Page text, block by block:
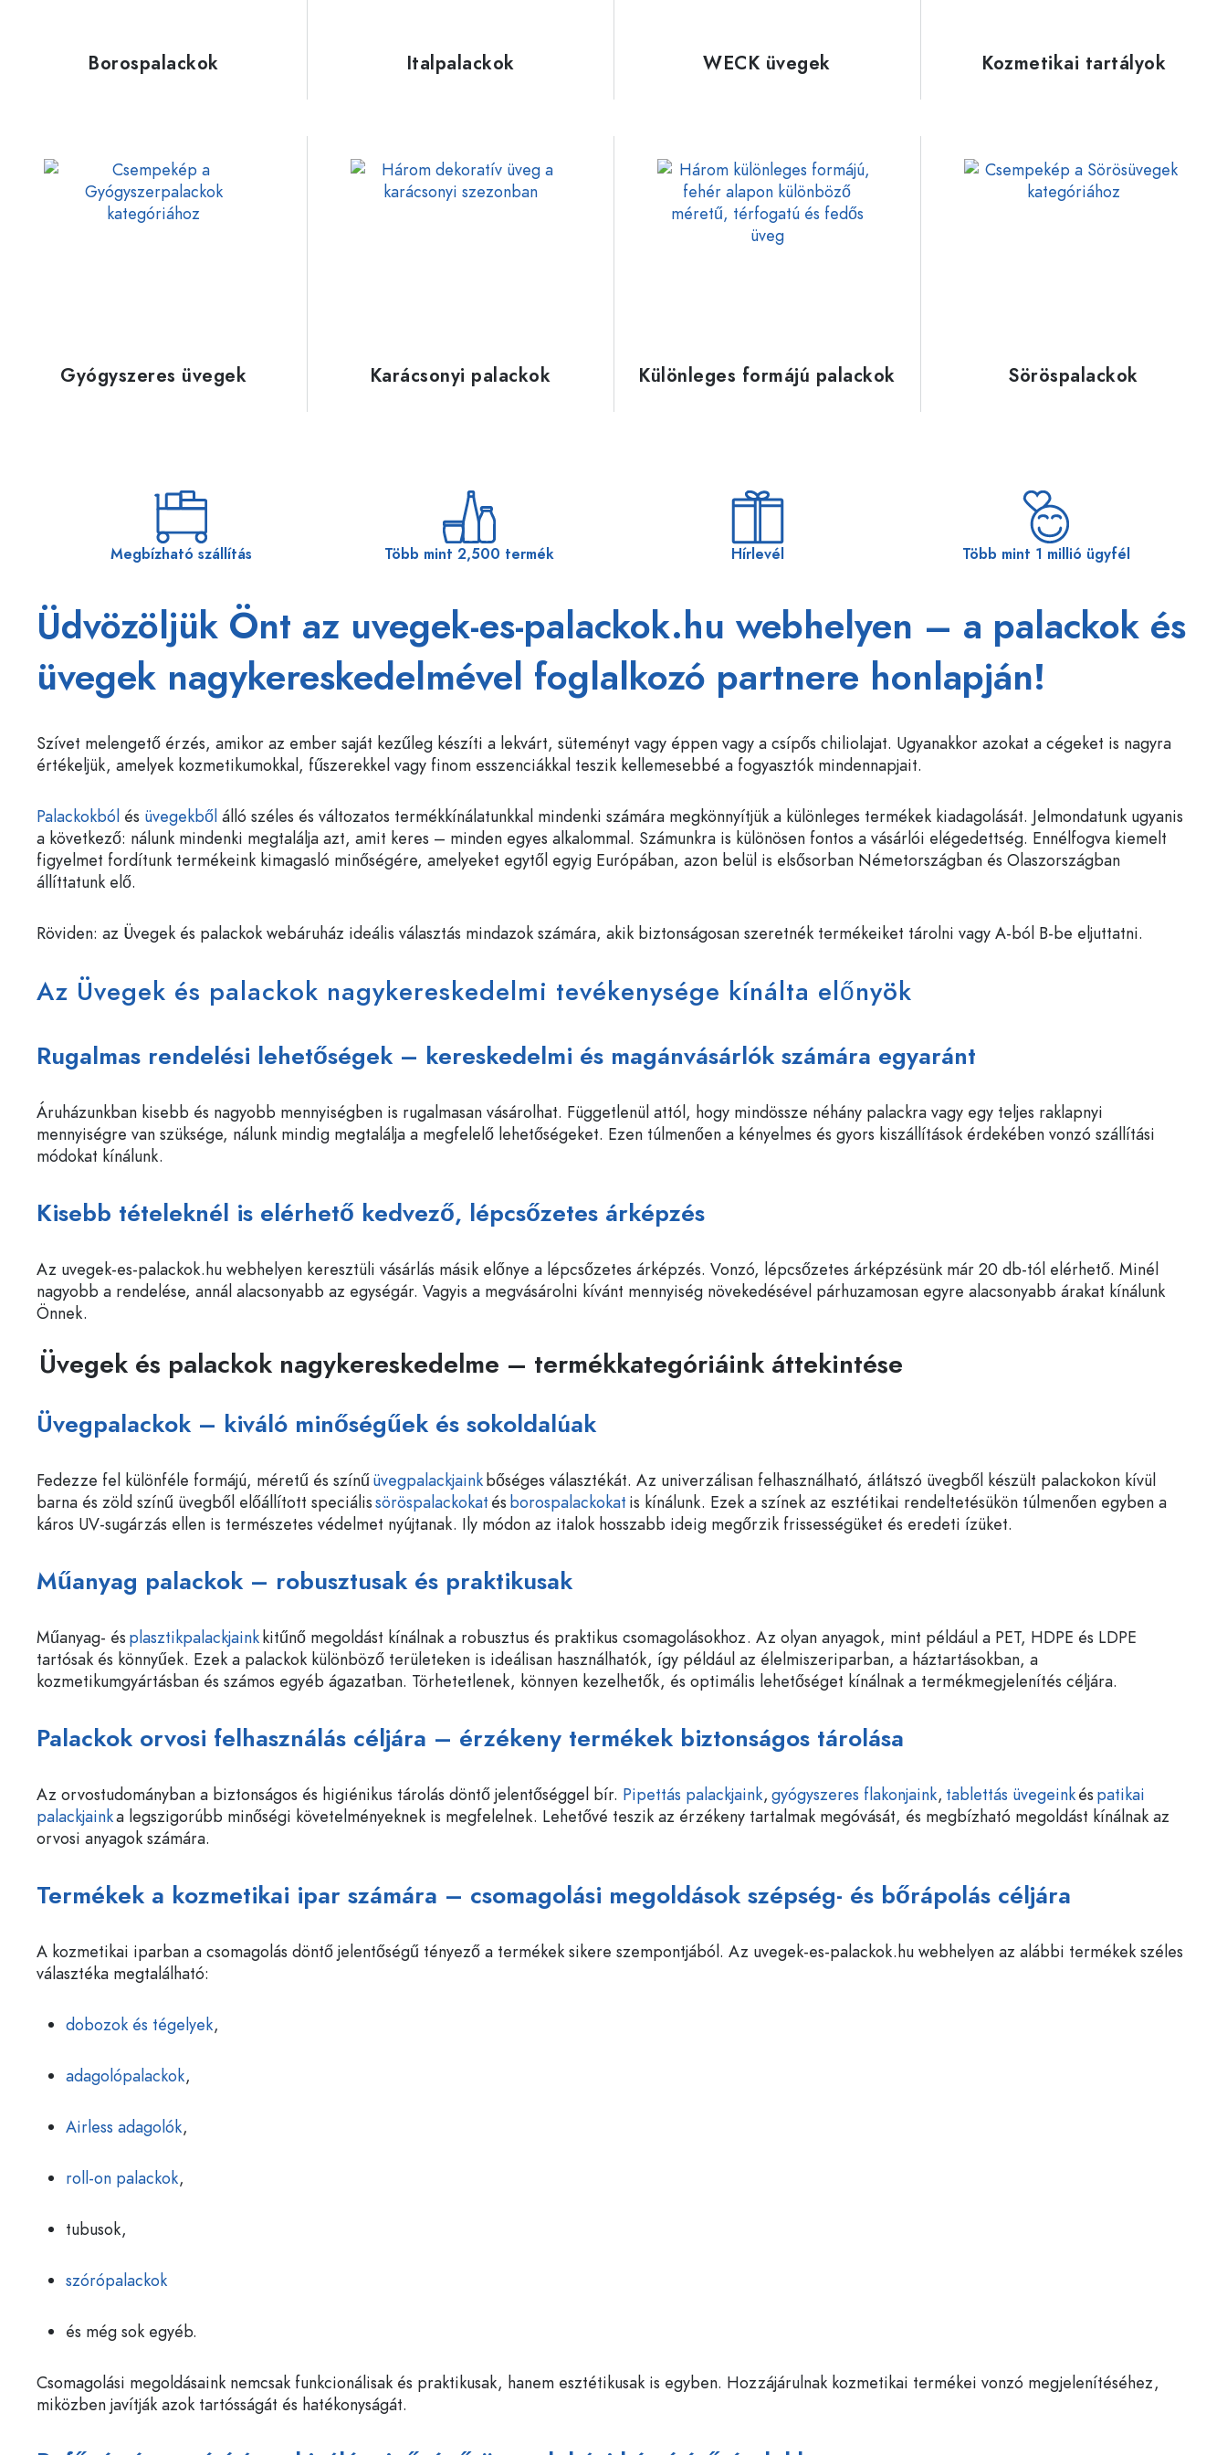
Borospalackok Italpalackok WECK üvegek Kozmetikai tartályok
Gyógyszeres üvegek Karácsonyi palackok Különleges formájú palackok Söröspalackok
Megbízható szállítás Több mint 2,500 termék Hírlevél Több mint 1 millió ügyfél
Üdvözöljük Önt az uvegek-es-palackok.hu webhelyen – a palackok és
üvegek nagykereskedelmével foglalkozó partnere honlapján!
Szívet melengető érzés, amikor az ember saját kezűleg készíti a lekvárt, süteményt vagy éppen vagy a csípős chiliolajat. Ugyanakkor azokat a cégeket is nagyra
értékeljük, amelyek kozmetikumokkal, fűszerekkel vagy finom esszenciákkal teszik kellemesebbé a fogyasztók mindennapjait.
Palackokból és üvegekből álló széles és változatos termékkínálatunkkal mindenki számára megkönnyítjük a különleges termékek kiadagolását. Jelmondatunk ugyanis
a következő: nálunk mindenki megtalálja azt, amit keres – minden egyes alkalommal. Számunkra is különösen fontos a vásárlói elégedettség. Ennélfogva kiemelt
figyelmet fordítunk termékeink kimagasló minőségére, amelyeket egytől egyig Európában, azon belül is elsősorban Németországban és Olaszországban
állíttatunk elő.
Röviden: az Üvegek és palackok webáruház ideális választás mindazok számára, akik biztonságosan szeretnék termékeiket tárolni vagy A-ból B-be eljuttatni.
Az Üvegek és palackok nagykereskedelmi tevékenysége kínálta előnyök
Rugalmas rendelési lehetőségek – kereskedelmi és magánvásárlók számára egyaránt
Áruházunkban kisebb és nagyobb mennyiségben is rugalmasan vásárolhat. Függetlenül attól, hogy mindössze néhány palackra vagy egy teljes raklapnyi
mennyiségre van szüksége, nálunk mindig megtalálja a megfelelő lehetőségeket. Ezen túlmenően a kényelmes és gyors kiszállítások érdekében vonzó szállítási
módokat kínálunk.
Kisebb tételeknél is elérhető kedvező, lépcsőzetes árképzés
Az uvegek-es-palackok.hu webhelyen keresztüli vásárlás másik előnye a lépcsőzetes árképzés. Vonzó, lépcsőzetes árképzésünk már 20 db-tól elérhető. Minél
nagyobb a rendelése, annál alacsonyabb az egységár. Vagyis a megvásárolni kívánt mennyiség növekedésével párhuzamosan egyre alacsonyabb árakat kínálunk
Önnek.
Üvegek és palackok nagykereskedelme – termékkategóriáink áttekintése
Üvegpalackok – kiváló minőségűek és sokoldalúak
Fedezze fel különféle formájú, méretű és színűüvegpalackjainkbőséges választékát. Az univerzálisan felhasználható, átlátszó üvegből készült palackokon kívül
barna és zöld színű üvegből előállított speciálissöröspalackokat és borospalackokat is kínálunk. Ezek a színek az esztétikai rendeltetésükön túlmenően egyben a
káros UV-sugárzás ellen is természetes védelmet nyújtanak. Ily módon az italok hosszabb ideig megőrzik frissességüket és eredeti ízüket.
Műanyag palackok – robusztusak és praktikusak
Műanyag- és plasztikpalackjainkkitűnő megoldást kínálnak a robusztus és praktikus csomagolásokhoz. Az olyan anyagok, mint például a PET, HDPE és LDPE
tartósak és könnyűek. Ezek a palackok különböző területeken is ideálisan használhatók, így például az élelmiszeriparban, a háztartásokban, a
kozmetikumgyártásban és számos egyéb ágazatban. Törhetetlenek, könnyen kezelhetők, és optimális lehetőséget kínálnak a termékmegjelenítés céljára.
Palackok orvosi felhasználás céljára – érzékeny termékek biztonságos tárolása
Az orvostudományban a biztonságos és higiénikus tárolás döntő jelentőséggel bír. Pipettás palackjaink, gyógyszeres flakonjaink, tablettás üvegeinkés patikai
palackjainka legszigorúbb minőségi követelményeknek is megfelelnek. Lehetővé teszik az érzékeny tartalmak megóvását, és megbízható megoldást kínálnak az
orvosi anyagok számára.
Termékek a kozmetikai ipar számára – csomagolási megoldások szépség- és bőrápolás céljára
A kozmetikai iparban a csomagolás döntő jelentőségű tényező a termékek sikere szempontjából. Az uvegek-es-palackok.hu webhelyen az alábbi termékek széles
választéka megtalálható:
dobozok és tégelyek,
adagolópalackok,
Airless adagolók,
roll-on palackok,
tubusok,
szórópalackok
és még sok egyéb.
Csomagolási megoldásaink nemcsak funkcionálisak és praktikusak, hanem esztétikusak is egyben. Hozzájárulnak kozmetikai termékei vonzó megjelenítéséhez,
miközben javítják azok tartósságát és hatékonyságát.